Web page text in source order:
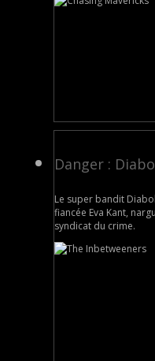
Danger :
Le super bandit
fiancée Eva Kant,
syndicat du crime.